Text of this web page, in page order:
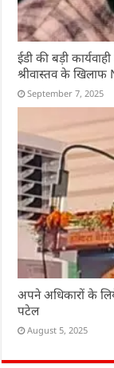
ईडी की बड़ी
श्रीवास्तव के खिलाफ
September 7, 2025
अपने अधिकारों के
पटेल
August 5, 2025